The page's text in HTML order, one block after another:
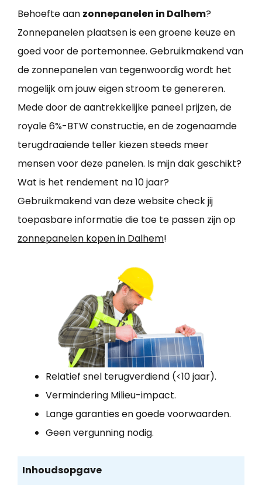
Behoefte aan zonnepanelen in Dalhem?
Zonnepanelen plaatsen is een groene keuze en
goed voor de portemonnee. Gebruikmakend van
de zonnepanelen van tegenwoordig wordt het
mogelijk om jouw eigen stroom te genereren.
Mede door de aantrekkelijke paneel prijzen, de
royale 6%-BTW constructie, en de zogenaamde
terugdraaiende teller kiezen steeds meer
mensen voor deze panelen. Is mijn dak geschikt?
Wat is het rendement na 10 jaar?
Gebruikmakend van deze website check jij
toepasbare informatie die toe te passen zijn op
zonnepanelen kopen in Dalhem!
Relatief snel terugverdiend (<10 jaar).
Vermindering Milieu-impact.
Lange garanties en goede voorwaarden.
Geen vergunning nodig.
Inhoudsopgave